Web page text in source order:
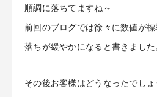
順調に落ちてますね～
前回のブログでは徐々に数値が標
落ちが緩やかになると書きました
その後お客様はどうなったでしょ